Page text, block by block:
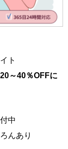
ト
～40％OFFに
中
んあり